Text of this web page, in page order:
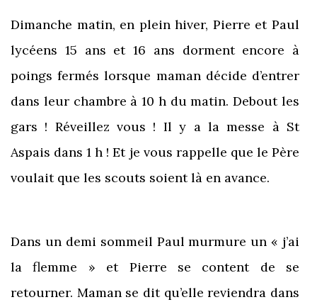
Dimanche matin, en plein hiver, Pierre et Paul
lycéens 15 ans et 16 ans dorment encore à
poings fermés lorsque maman décide d’entrer
dans leur chambre à 10 h du matin. Debout les
gars ! Réveillez vous ! Il y a la messe à St
Aspais dans 1 h ! Et je vous rappelle que le Père
voulait que les scouts soient là en avance.
Dans un demi sommeil Paul murmure un « j’ai
la flemme » et Pierre se content de se
retourner. Maman se dit qu’elle reviendra dans